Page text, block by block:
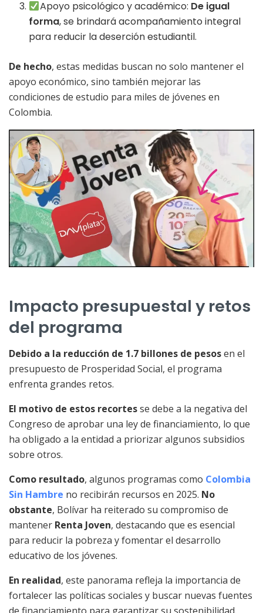
Apoyo psicológico y académico: De igual
forma, se brindará acompañamiento integral
para reducir la deserción estudiantil.
De hecho, estas medidas buscan no solo mantener el
apoyo económico, sino también mejorar las
condiciones de estudio para miles de jóvenes en
Colombia.
Impacto presupuestal y retos
del programa
Debido a la reducción de 1.7 billones de pesosen el
presupuesto de Prosperidad Social, el programa
enfrenta grandes retos.
El motivo de estos recortesse debe a la negativa del
Congreso de aprobar una ley de financiamiento, lo que
ha obligado a la entidad a priorizar algunos subsidios
sobre otros.
Como resultado, algunos programas como Colombia
Sin Hambre no recibirán recursos en 2025. No
obstante, Bolívar ha reiterado su compromiso de
mantener Renta Joven, destacando que es esencial
para reducir la pobreza y fomentar el desarrollo
educativo de los jóvenes.
En realidad, este panorama refleja la importancia de
fortalecer las políticas sociales y buscar nuevas fuentes